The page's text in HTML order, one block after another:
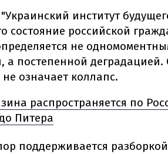
институт
состояние российской
не
постепенной деградацией.
означает коллапс.
распространяется по
Питера
поддерживается